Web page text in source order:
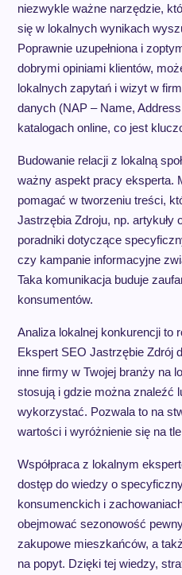
niezwykle ważne narzędzie,
się w lokalnych wynikach
Poprawnie uzupełniona i
dobrymi opiniami klientów,
lokalnych zapytań i wizyt w
danych (NAP – Name,
katalogach online, co jest
Budowanie relacji z lokalną
ważny aspekt pracy eksperta.
pomagać w tworzeniu treści,
Jastrzębia Zdroju, np. artykuły
poradniki dotyczące
czy kampanie informacyjne
Taka komunikacja buduje
konsumentów.
Analiza lokalnej konkurencji to
Ekspert SEO Jastrzębie Zdrój
inne firmy w Twojej branży na
stosują i gdzie można znaleźć
wykorzystać. Pozwala to na
wartości i wyróżnienie się na
Współpraca z lokalnym
dostęp do wiedzy o
konsumenckich i
obejmować sezonowość
zakupowe mieszkańców, a
na popyt. Dzięki tej wiedzy,